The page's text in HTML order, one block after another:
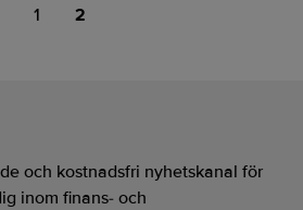
1 2
och kostnadsfri nyhetskanal för
inom finans- och